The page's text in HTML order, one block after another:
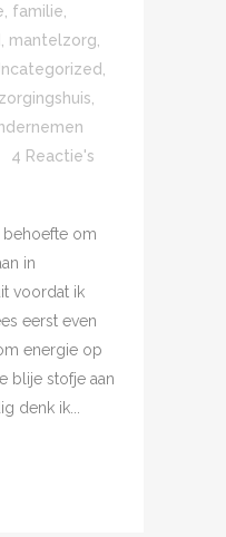
familie
mantelzorg
4 Reactie's
behoefte om
in
voordat ik
eerst even
energie op
blije stofje aan
denk ik...